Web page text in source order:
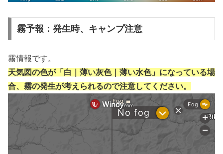
霧予報：発生時、キャンプ注意
霧情報です。
天気図の色が「白｜薄い灰色｜薄い水色」になっている場
合、霧の発生が考えられるので注意してください。